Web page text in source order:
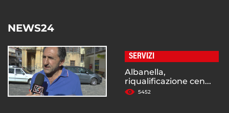
NEWS24
SERVIZI
Albanella,
riqualificazione cen...
5452